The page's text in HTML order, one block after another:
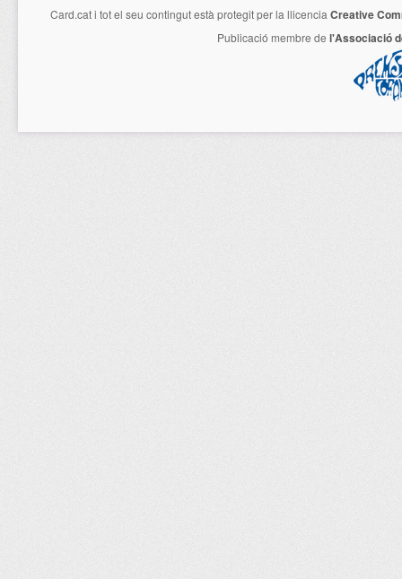
Card.cati tot el seu contingut està protegit per la llicencia Creative
Publicació membre de l'Associació